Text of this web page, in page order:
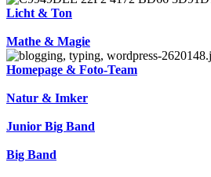
Licht & Ton
Mathe & Magie
Homepage & Foto-Team
Natur & Imker
Junior Big Band
Big Band